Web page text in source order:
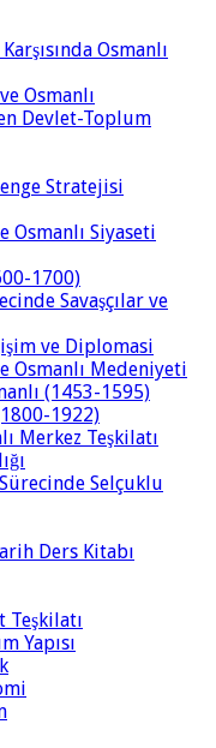
Osmanlı
Osmanlı
Devlet-Toplum
Stratejisi
Osmanlı Siyaseti
1700)
Savaşçılar ve
ve Diplomasi
Osmanlı Medeniyeti
(1453-1595)
1922)
Merkez Teşkilatı
Selçuklu
Ders Kitabı
Teşkilatı
Yapısı